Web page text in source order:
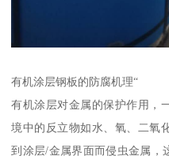
有机涂层钢板的防腐机理“
有机涂层对金属的保护作用，
境中的反立物如水、氧、二氧
到涂层/金属界面而侵虫金属，